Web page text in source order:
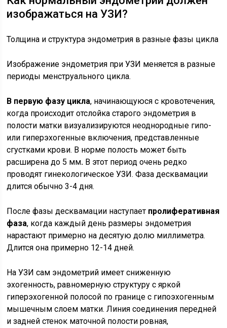
изображаться на УЗИ?
Толщина и структура эндометрия в разные фазы цикла
Изображение эндометрия при УЗИ меняется в разные
периоды менструального цикла.
В первую фазу цикла, начинающуюся с кровотечения,
когда происходит отслойка старого эндометрия в
полости матки визуализируются неоднородные гипо-
или гиперэхогенные включения, представленные
сгустками крови. В норме полость может быть
расширена до 5 мм. В этот период очень редко
проводят гинекологическое УЗИ. Фаза десквамации
длится обычно 3-4 дня.
После фазы десквамации наступает пролиферативная
фаза, когда каждый день размеры эндометрия
нарастают примерно на десятую долю миллиметра.
Длится она примерно 12-14 дней.
На УЗИ сам эндометрий имеет сниженную
эхогенность, равномерную структуру с яркой
гиперэхогенной полосой по границе с гипоэхогенным
мышечным слоем матки. Линия соединения передней
и задней стенок маточной полости ровная,